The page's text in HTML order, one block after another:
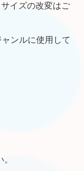
イズの改変はご
ンルに使用して